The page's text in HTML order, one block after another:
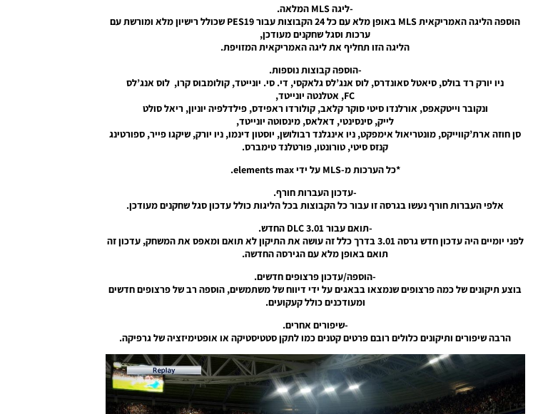
-ליגה MLS המלאה.
הוספה הליגה האמריקאית MLS באופן מלא עם כל 24 הקבוצות עבור PES19 שכולל רישיון מלא ומורשת עם
ערכות וסגל שחקנים מעודכן,
הליגה הזו תחליף את ליגה האמריקאית המזויפת.
-הוספה קבוצות נוספות.
ניו יורק רד בולס, סיאטל סאונדרס, לוס אנג’לס גלאקסי, די. סי. יונייטד, קולומבוס קרו, לוס אנג’לס
FC, אטלנטה יונייטד,
ונקובר וייטקאפס, אורלנדו סיטי סוקר קלאב, קולורדו ראפידס, פילדלפיה יוניון, ריאל סולט
לייק, סינסינטי, דאלאס, מינסוטה יונייטד,
סן חוזה ארת’קווייקס, מונטריאול אימפקט, ניו אינגלנד רבולושן, יוסטון דינמו, ניו יורק, שיקגו פייר, ספורטינג
קנזס סיטי, טורונטו, פורטלנד טימברס.
*כל הערכות מ-MLS על ידי elements max.
-עדכון העברות חורף.
אלפי העברות חורף נעשו בגרסה זו עבור כל הקבוצות בכל הליגות כולל עדכון סגל שחקנים מעודכן.
-תואם עבור DLC 3.01 החדש.
לפני יומיים היה עדכון חדש גרסה 3.01 בדרך כלל זה עושה את התיקון לא תואם ומאפס את המשחק, עדכון זה
תואם באופן מלא עם הגירסה החדשה.
-הוספה/עדכון פרצופים חדשים.
בוצע תיקונים של כמה פרצופים שנמצאו בבאגים על ידי דיווח של משתמשים, הוספה רב של פרצופים חדשים
ומעודכנים כולל קעקועים.
-שיפורים אחרים.
הרבה שיפורים ותיקונים כלולים רובם פרטים קטנים כמו לתקן סטטיסטיקה או אופטימיזציה של גרפיקה.